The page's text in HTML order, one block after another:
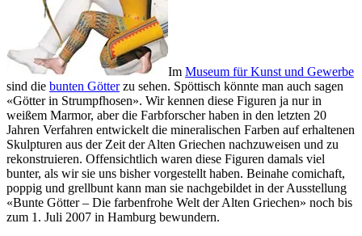
Im Museum für Kunst und Gewerbe
sind die bunten Götterzu sehen. Spöttisch könnte man auch sagen
«Götter in Strumpfhosen». Wir kennen diese Figuren ja nur in
weißem Marmor, aber die Farbforscher haben in den letzten 20
Jahren Verfahren entwickelt die mineralischen Farben auf erhaltenen
Skulpturen aus der Zeit der Alten Griechen nachzuweisen und zu
rekonstruieren. Offensichtlich waren diese Figuren damals viel
bunter, als wir sie uns bisher vorgestellt haben. Beinahe comichaft,
poppig und grellbunt kann man sie nachgebildet in der Ausstellung
«Bunte Götter – Die farbenfrohe Welt der Alten Griechen» noch bis
zum 1. Juli 2007 in Hamburg bewundern.